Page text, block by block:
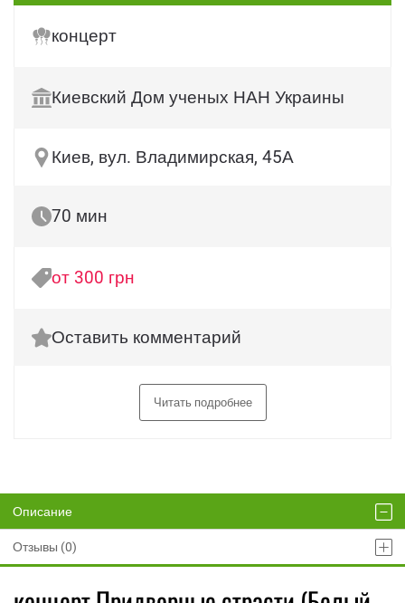
концерт
Киевский Дом ученых НАН Украины
Киев, вул. Владимирская, 45А
70 мин
от 300 грн
Оставить комментарий
Читать подробнее
Описание
Отзывы (0)